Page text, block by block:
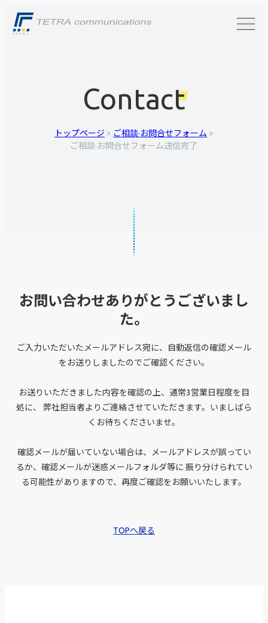
Contact
トップページ > ご相談·お問合せフォーム >
ご相談·お問合せフォーム送信完了
お問い合わせありがとうございまし
た。
ご入力いただいたメールアドレス宛に、自動返信の確認メール
をお送りしましたのでご確認ください。
お送りいただきました内容を確認の上、通常3営業日程度を目
処に、
弊社担当者よりご連絡させていただきます。いましばら
くお待ちくださいませ。
確認メールが届いていない場合は、メールアドレスが誤ってい
るか、確認メールが迷惑メールフォルダ等に 振り分けられてい
る可能性がありますので、再度ご確認をお願いいたします。
TOPへ戻る